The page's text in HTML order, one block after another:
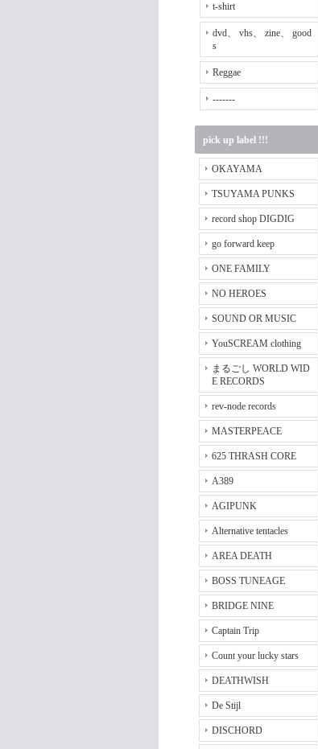
t-shirt
dvd、 vhs、 zine、 good
s
Reggae
-------
pick up label !!!
OKAYAMA
TSUYAMA PUNKS
record shop DIGDIG
go forward keep
ONE FAMILY
NO HEROES
SOUND OR MUSIC
YouSCREAM clothing
まるごし WORLD WID
E RECORDS
rev-node records
MASTERPEACE
625 THRASH CORE
A389
AGIPUNK
Alternative tentacles
AREA DEATH
BOSS TUNEAGE
BRIDGE NINE
Captain Trip
Count your lucky stars
DEATHWISH
De Stijl
DISCHORD